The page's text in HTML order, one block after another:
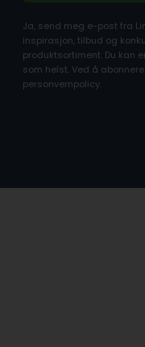
Ja, send meg e-post fra
inspirasjon, tilbud og
produktsortiment. Du kan
som helst. Ved å
personvernpolicy.